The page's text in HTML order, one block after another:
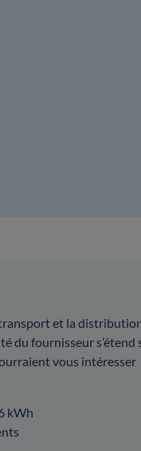
et la
du fournisseur
vous intéresser
kWh